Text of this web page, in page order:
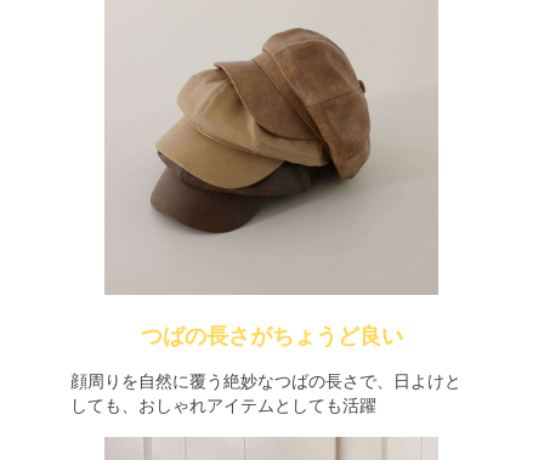
つばの長さがちょうど良い
顔周りを自然に覆う絶妙なつばの長さで、日よけと
しても、おしゃれアイテムとしても活躍